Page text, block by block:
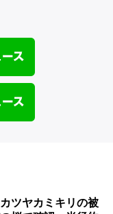
ツヤカミキリの被